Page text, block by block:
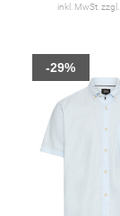
inkl. MwSt. zzgl.
-29%